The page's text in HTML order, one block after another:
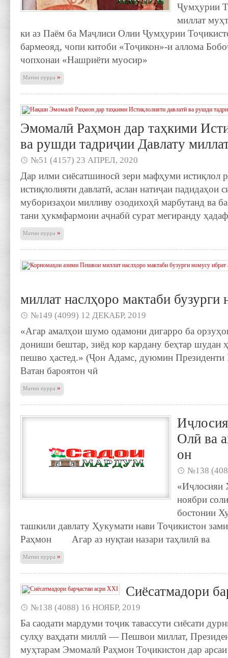
Ҷумҳурии
миллат
ки аз Паём ба Маҷлиси Олии Ҷумҳурии
бармеояд, чопи китоби «Тоҷикон»-и аллома
чопхонаи «Нашриёти муосир»
Матни пурра»
Эмомалӣ Раҳмон дар таҳкими
ва рушди тадриҷии Давлату
№51 (4157) 23 АПРЕЛ, 2020
Дар илми сиёсатшиносӣ зери мафҳуми истиқлол
истиқлолияти давлатӣ, аслан натиҷаи падидаҳои
муборизаҳои милливу озодихоҳӣ марбутанд ва
тани ҳукмфармоии аҷнабӣ сурат мегиранду
Матни пурра»
миллат наслҳоро мактаби бузурги
№149 (4099) 12 ДЕКАБР, 2019
«Агар амалҳои шумо одамони дигарро ба
дониши бештар, зиёд кор кардану беҳтар шудан
пешво ҳастед.» (Ҷон Адамс, дуюмин
Ватан бароятон чӣ
Матни пурра»
Олӣ ва
он
№138
ноябри
бостонии
ташкили давлату Ҳукумати нави Тоҷикистон
Раҳмон Агар аз нуқтаи назари таҳлилӣ ва
Матни пурра»
Сиёсатмадори
№138 (4088) 16 НОЯБР, 2019
Ба саодати мардуми тоҷик тавассути сиёсати
сулҳу ваҳдати миллӣ — Пешвои миллат,
муҳтарам Эмомалӣ Раҳмон Тоҷикистон дар